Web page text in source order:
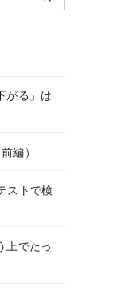
がる」は
編）
ストで検
上でたっ